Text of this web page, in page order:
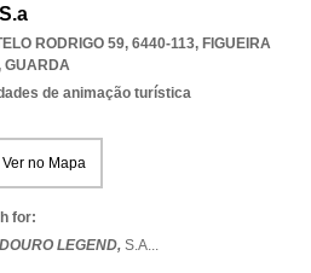
RODRIGO 59, 6440-113, FIGUEIRA
GUARDA
de animação turística
Ver no Mapa
for:
DOURO LEGEND, S.A...